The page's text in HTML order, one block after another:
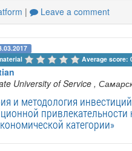
| Leave a comment
Average score:
University of Service ,
и методология
привлекательности
категории»